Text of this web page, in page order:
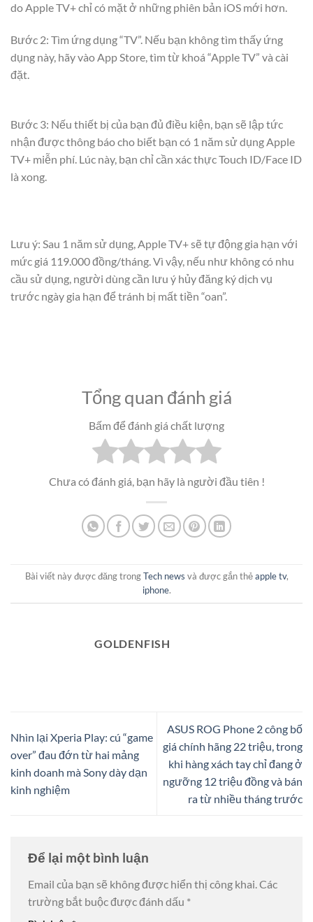
do Apple TV+ chỉ có mặt ở những phiên bản iOS mới hơn.
Bước 2: Tìm ứng dụng “TV”. Nếu bạn không tìm thấy ứng
dụng này, hãy vào App Store, tìm từ khoá “Apple TV” và cài
đặt.
Bước 3: Nếu thiết bị của bạn đủ điều kiện, bạn sẽ lập tức
nhận được thông báo cho biết bạn có 1 năm sử dụng Apple
TV+ miễn phí. Lúc này, bạn chỉ cần xác thực Touch ID/Face ID
là xong.
Lưu ý: Sau 1 năm sử dụng, Apple TV+ sẽ tự động gia hạn với
mức giá 119.000 đồng/tháng. Vì vậy, nếu như không có nhu
cầu sử dụng, người dùng cần lưu ý hủy đăng ký dịch vụ
trước ngày gia hạn để tránh bị mất tiền “oan”.
Tổng quan đánh giá
Bấm để đánh giá chất lượng
Chưa có đánh giá, bạn hãy là người đầu tiên !
Bài viết này được đăng trongTech news và được gắn thẻapple tv,
iphone.
GOLDENFISH
Nhìn lại Xperia Play: cú “game
over” đau đớn từ hai mảng
kinh doanh mà Sony dày dạn
kinh nghiệm
ASUS ROG Phone 2 công bố
giá chính hãng 22 triệu, trong
khi hàng xách tay chỉ đang ở
ngưỡng 12 triệu đồng và bán
ra từ nhiều tháng trước
Để lại một bình luận
Email của bạn sẽ không được hiển thị công khai. Các
trường bắt buộc được đánh dấu *